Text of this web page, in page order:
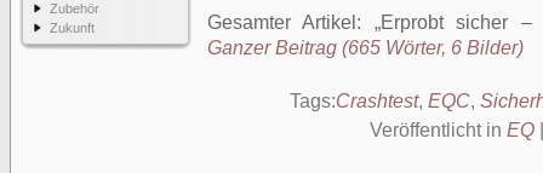
Zubehör
Zukunft
Gesamter Artikel:
Erprobt sicher –
Ganzer Beitrag (665 Wörter, 6 Bilder)
Tags:Crashtest, EQC,
Veröffentlicht in EQ